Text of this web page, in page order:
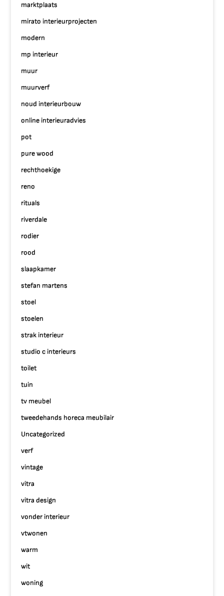
marktplaats
mirato interieurprojecten
modern
mp interieur
muur
muurverf
noud interieurbouw
online interieuradvies
pot
pure wood
rechthoekige
reno
rituals
riverdale
rodier
rood
slaapkamer
stefan martens
stoel
stoelen
strak interieur
studio c interieurs
toilet
tuin
tv meubel
tweedehands horeca meubilair
Uncategorized
verf
vintage
vitra
vitra design
vonder interieur
vtwonen
warm
wit
woning